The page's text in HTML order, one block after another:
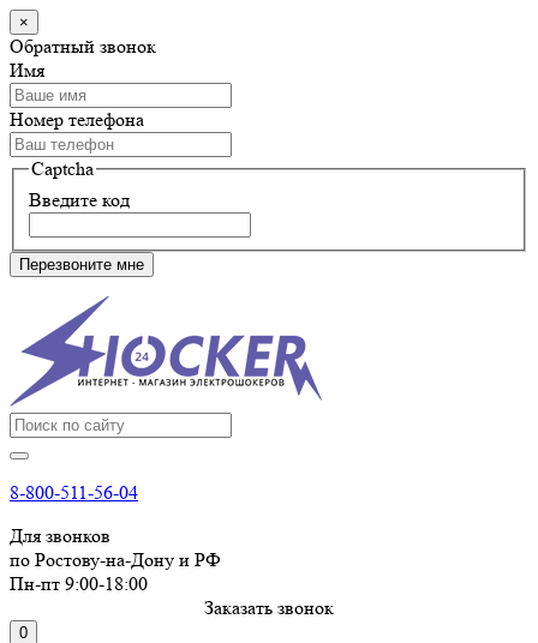
×
Обратный звонок
Имя
Номер телефона
Captcha
Введите код
Перезвоните мне
8-800-511-56-04
Для звонков
по Ростову-на-Дону и РФ
Пн-пт 9:00-18:00
Заказать звонок
0